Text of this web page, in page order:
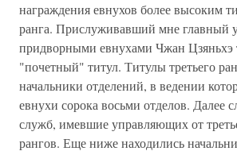
награждения евнухов более высоким
ранга. Прислуживавший мне главный
придворными евнухами Чжан Цзяньхэ
"почетный" титул. Титулы третьего
начальники отделений, в ведении
евнухи сорока восьми отделов. Далее
служб, имевшие управляющих от
рангов. Еще ниже находились